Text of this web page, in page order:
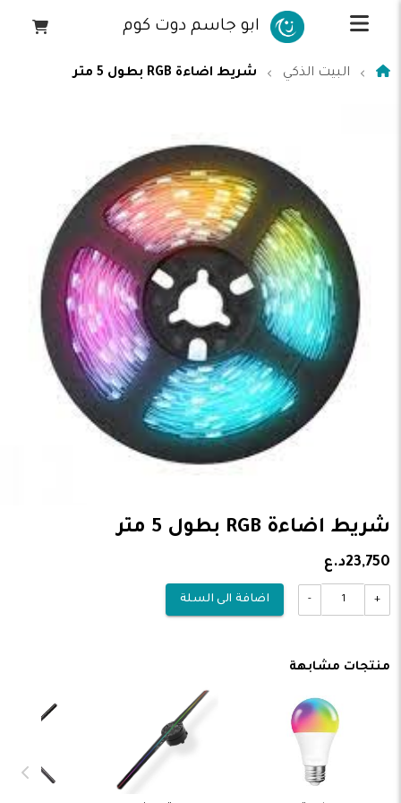
ابو جاسم دوت كوم
البيت الذكي شريط اضاءة RGB بطول 5 متر
شريط اضاءة RGB بطول 5 متر
23,750د.ع
+
- اضافة الى السلة
منتجات مشابهة